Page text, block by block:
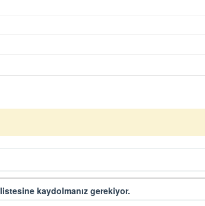
listesine kaydolmanız gerekiyor.